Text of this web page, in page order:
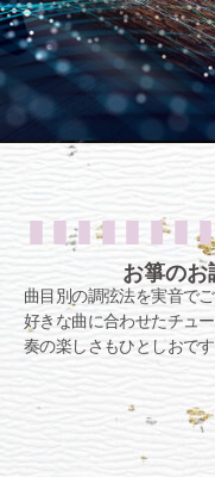
お箏の
曲目別の調弦法を実音で
好きな曲に合わせたチュ
奏の楽しさもひとしおです